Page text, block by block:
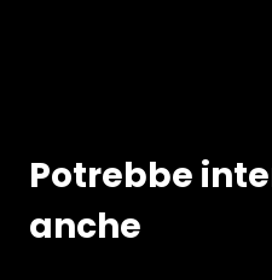
Potrebbe
anche